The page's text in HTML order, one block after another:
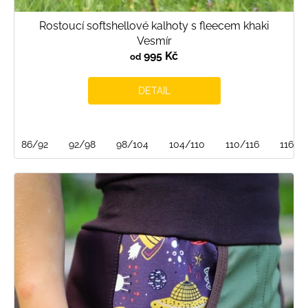
Rostoucí softshellové kalhoty s fleecem khaki
Vesmír
od 995 Kč
DETAIL
86/92 92/98 98/104 104/110 110/116 116/